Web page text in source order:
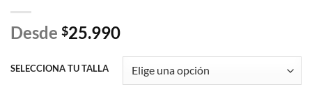
Desde $25.990
SELECCIONA TU TALLA